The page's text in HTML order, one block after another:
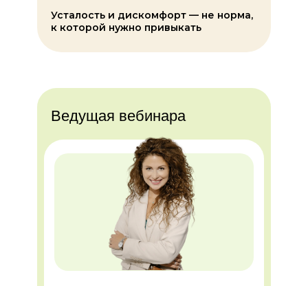
Усталость и дискомфорт — не норма,
к которой нужно привыкать
Ведущая вебинара